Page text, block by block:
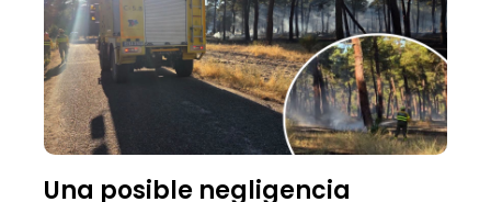
Una posible negligencia